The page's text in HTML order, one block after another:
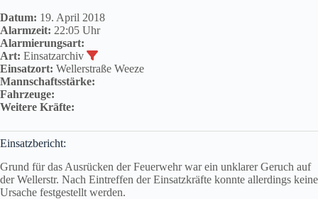
Datum: 19. April 2018
Alarmzeit: 22:05 Uhr
Alarmierungsart:
Art: Einsatzarchiv
Einsatzort: Wellerstraße Weeze
Mannschaftsstärke:
Fahrzeuge:
Weitere Kräfte:
Einsatzbericht:
Grund für das Ausrücken der Feuerwehr war ein unklarer Geruch auf
der Wellerstr. Nach Eintreffen der Einsatzkräfte konnte allerdings keine
Ursache festgestellt werden.